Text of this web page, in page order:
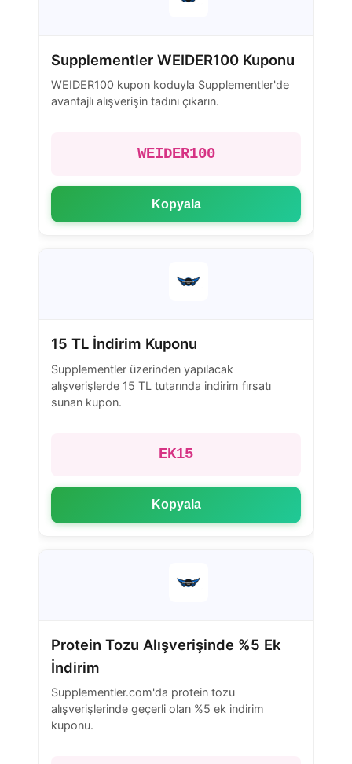
Supplementler WEIDER100 Kuponu
WEIDER100 kupon koduyla Supplementler'de
avantajlı alışverişin tadını çıkarın.
WEIDER100
Kopyala
15 TL İndirim Kuponu
Supplementler üzerinden yapılacak
alışverişlerde 15 TL tutarında indirim fırsatı
sunan kupon.
EK15
Kopyala
Protein Tozu Alışverişinde %5 Ek
İndirim
Supplementler.com'da protein tozu
alışverişlerinde geçerli olan %5 ek indirim
kuponu.